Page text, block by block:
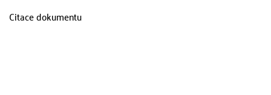
Citace dokumentu